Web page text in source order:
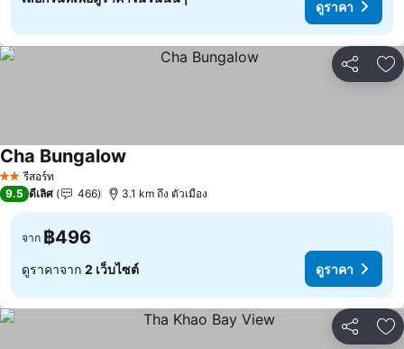
ดูราคา
แชร์ เ
2 ดาวรีสอร์ท
Cha Bungalow
9.5 ดีเลิศ 466 3.1 km ถึง ตัวเมือง
จาก ฿496
ดูราคาจาก 2 เว็บไซต์ ดูราคา
แชร์ เ